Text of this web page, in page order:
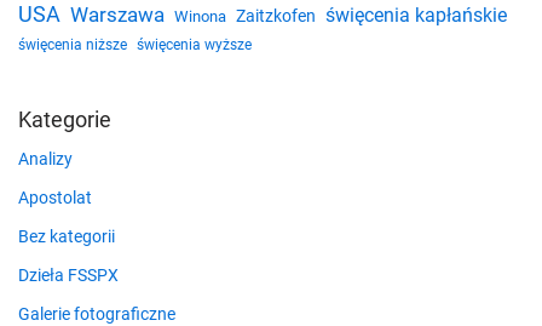
USA Warszawa Winona Zaitzkofen święcenia kapłańskie
święcenia niższe święcenia wyższe
Kategorie
Analizy
Apostolat
Bez kategorii
Dzieła FSSPX
Galerie fotograficzne